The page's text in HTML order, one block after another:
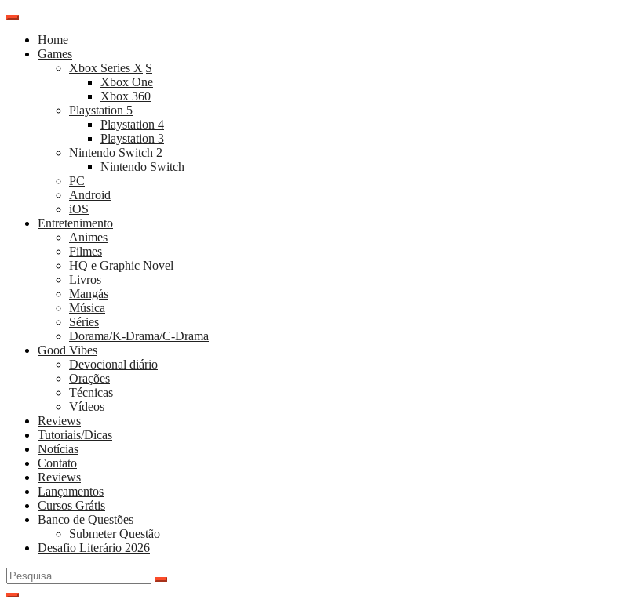
Pular
conteúdo
Home
Games
Xbox Series X|S
Xbox One
Xbox 360
Playstation 5
Playstation 4
Playstation 3
Nintendo Switch 2
Nintendo Switch
PC
Android
iOS
Entretenimento
Animes
Filmes
HQ e Graphic Novel
Livros
Mangás
Música
Séries
Dorama/K-Drama/C-Drama
Good Vibes
Devocional diário
Orações
Técnicas
Vídeos
Reviews
Tutoriais/Dicas
Notícias
Contato
Reviews
Lançamentos
Cursos Grátis
Banco de Questões
Submeter Questão
Desafio Literário 2026
Pesquisar
por: